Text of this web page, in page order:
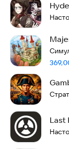
Цена:
Last